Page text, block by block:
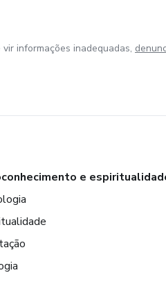
informações inadequadas,
e